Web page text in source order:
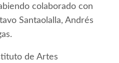
colaborado con
Santaolalla, Andrés
de Artes